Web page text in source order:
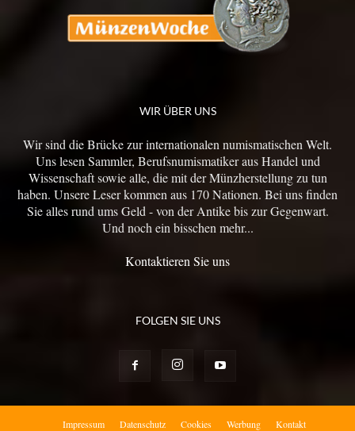
WIR ÜBER UNS
Wir sind die Brücke zur internationalen numismatischen Welt.
Uns lesen Sammler, Berufsnumismatiker aus Handel und
Wissenschaft sowie alle, die mit der Münzherstellung zu tun
haben. Unsere Leser kommen aus 170 Nationen. Bei uns finden
Sie alles rund ums Geld - von der Antike bis zur Gegenwart.
Und noch ein bisschen mehr...
Kontaktieren Sie uns
FOLGEN SIE UNS
Impressum Datenschutz Cookies Werbung Kontakt